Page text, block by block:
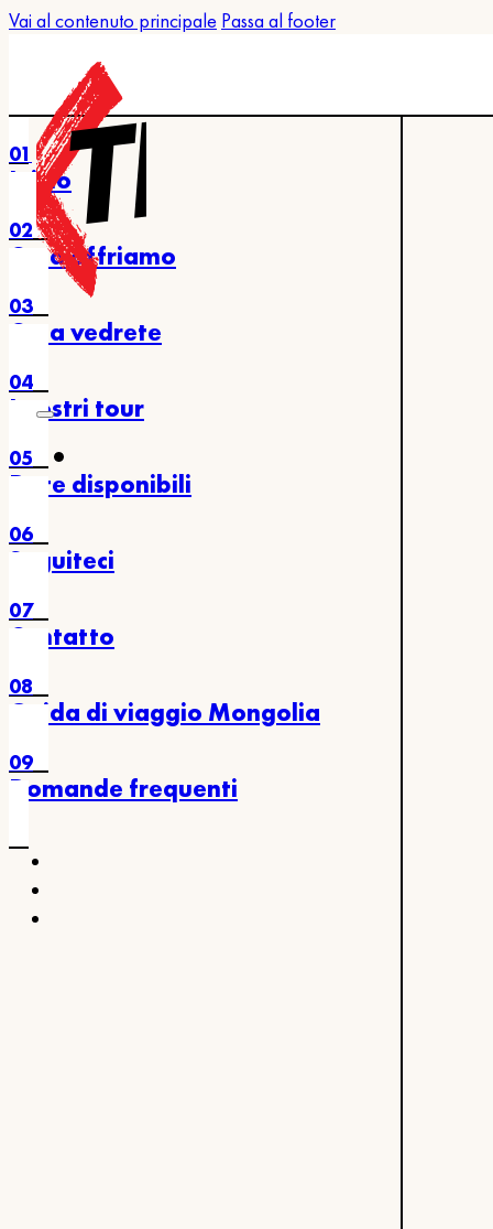
Vai al contenuto principale Passa al footer
01
Inizio
02
Cosa offriamo
03
Cosa vedrete
04
I nostri tour
05
Date disponibili
06
Seguiteci
07
Contatto
08
Guida di viaggio Mongolia
09
Domande frequenti